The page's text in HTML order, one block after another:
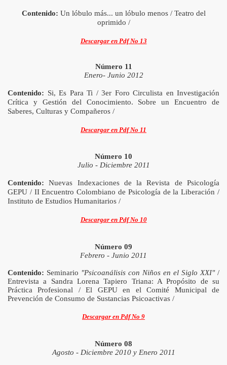
Contenido: Un lóbulo más... un lóbulo menos / Teatro del
oprimido /
Descargar en Pdf No 13
Número 11
Enero- Junio 2012
Contenido: Si, Es Para Ti / 3er Foro Circulista en Investigación
Crítica y Gestión del Conocimiento. Sobre un Encuentro de
Saberes, Culturas y Compañeros /
Descargar en Pdf No 11
Número 10
Julio - Diciembre 2011
Contenido:
Nuevas Indexaciones de la Revista de Psicología
GEPU / II Encuentro Colombiano de Psicología de la Liberación /
Instituto de Estudios Humanitarios /
Descargar en Pdf No 10
Número 09
Febrero - Junio 2011
Contenido: Seminario "Psicoanálisis con Niños en el Siglo XXI" /
Entrevista a Sandra Lorena Tapiero Triana: A Propósito de su
Práctica Profesional / El GEPU en el Comité Municipal de
Prevención de Consumo de Sustancias Psicoactivas /
Descargar en Pdf No 9
Número 08
Agosto - Diciembre 2010 y Enero 2011